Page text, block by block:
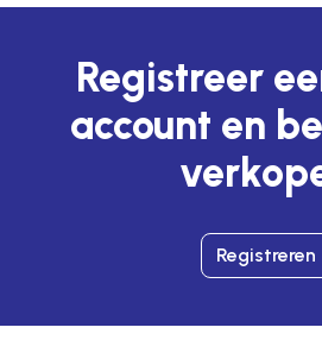
Registreer
account en
Registreren